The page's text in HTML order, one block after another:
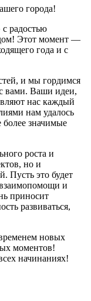
города!
радостью
Этот момент —
года и с
и мы гордимся
вами. Ваши идеи,
нас каждый
нам удалось
более значимые
роста и
но и
Пусть это будет
и
приносит
развиваться,
новых
моментов!
начинаниях!